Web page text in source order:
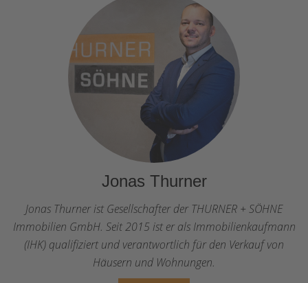
Jonas Thurner
Jonas Thurner ist Gesellschafter der THURNER + SÖHNE
Immobilien GmbH. Seit 2015 ist er als Immobilienkaufmann
(IHK) qualifiziert und verantwortlich für den Verkauf von
Häusern und Wohnungen.